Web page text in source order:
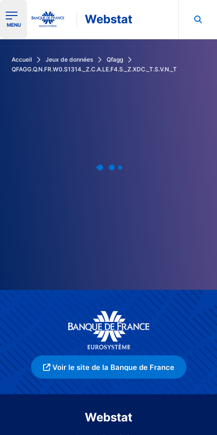
Ouvrir le menu de navigation
MENU Webstat
Accueil Jeux de données
Qfagg
QFAGG.Q.N.FR.W0.S1314._Z.C.A.LE.F4.S._Z.XDC._T.S.V.N._T
Voir le site de la Banque de France
Webstat